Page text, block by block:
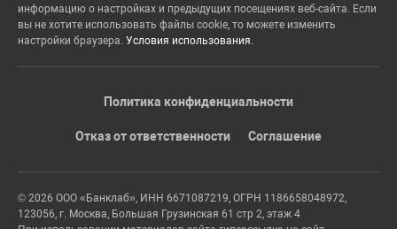
информацию о настройках и предыдущих посещениях веб-сайта. Если
вы не хотите использовать файлы cookie, то можете изменить
настройки браузера. Условия использования.
Политика конфиденциальности
Отказ от ответственности Соглашение
© 2026 ООО «Банклаб», ИНН 6671087219, ОГРН 1186658048972,
123056, г. Москва, Большая Грузинская 61 стр 2, этаж 4